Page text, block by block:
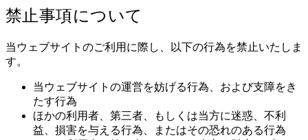
禁止事項について
当ウェブサイトのご利用に際し、以下の行為を禁止いたしま
す。
当ウェブサイトの運営を妨げる行為、および支障をき
たす行為
ほかの利用者、第三者、もしくは当方に迷惑、不利
益、損害を与える行為、またはその恐れのある行為